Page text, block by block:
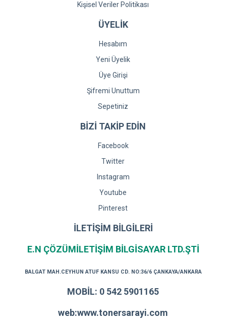
Kişisel Veriler Politikası
ÜYELİK
Hesabım
Yeni Üyelik
Üye Girişi
Şifremi Unuttum
Sepetiniz
BİZİ TAKİP EDİN
Facebook
Twitter
Instagram
Youtube
Pinterest
İLETİŞİM BİLGİLERİ
E.N ÇÖZÜMİLETİŞİM BİLGİSAYAR LTD.ŞTİ
BALGAT MAH.CEYHUN ATUF KANSU CD. NO:36/6 ÇANKAYA/ANKARA
MOBİL: 0 542 5901165
web:www.tonersarayi.com